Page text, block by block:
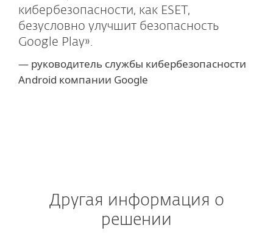
кибербезопасности, как ESET,
безусловно улучшит безопасность
Google Play».
— руководитель службы кибербезопасности
Android компании Google
Другая информация о
решении